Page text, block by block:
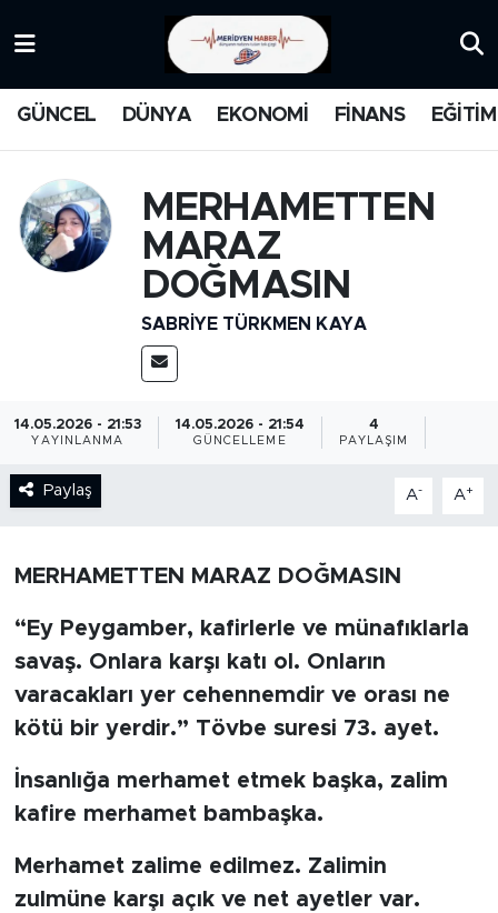
GÜNCEL DÜNYA EKONOMİ FİNANS EĞİTİM
MERHAMETTEN
MARAZ
DOĞMASIN
SABRIYE TÜRKMEN KAYA
14.05.2026 - 21:53
YAYINLANMA
14.05.2026 - 21:54
GÜNCELLEME
4
PAYLAŞIM
Paylaş A- A+
MERHAMETTEN MARAZ DOĞMASIN
“Ey Peygamber, kafirlerle ve münafıklarla
savaş. Onlara karşı katı ol. Onların
varacakları yer cehennemdir ve orası ne
kötü bir yerdir.” Tövbe suresi 73. ayet.
İnsanlığa merhamet etmek başka, zalim
kafire merhamet bambaşka.
Merhamet zalime edilmez. Zalimin
zulmüne karşı açık ve net ayetler var.
MANŞET
MEDYA
GÜNCEL
KARİKATÜR
ANALİZ
NOSTALJİ
YAZARLAR
DİNİ
İstanbul Namaz Vakitleri
Trafik Durumu
Süper Lig Puan Durumu ve Fikstür
Tüm Manşetler
Son Dakika Haberleri
Haber Arşivi